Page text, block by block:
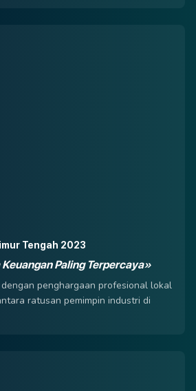
Tengah 2023
Paling Terpercaya»
penghargaan profesional lokal
ratusan pemimpin industri di